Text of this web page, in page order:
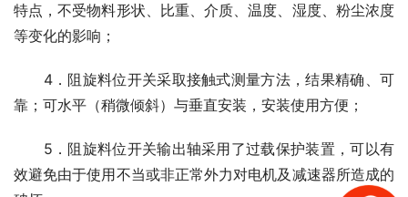
特点，不受物料形状、比重、介质、温度、湿度、粉尘浓度
等变化的影响；
4．阻旋料位开关采取接触式测量方法，结果精确、可
靠；可水平（稍微倾斜）与垂直安装，安装使用方便；
5．阻旋料位开关输出轴采用了过载保护装置，可以有
效避免由于使用不当或非正常外力对电机及减速器所造成的